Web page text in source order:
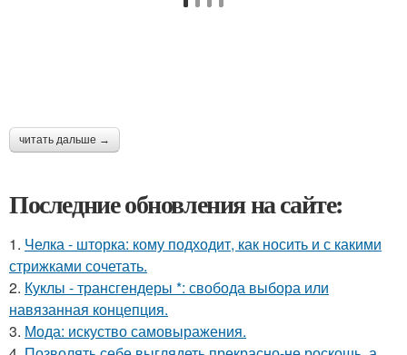
читать дальше →
Последние обновления на сайте:
1. Челка - шторка: кому подходит, как носить и с какими
стрижками сочетать.
2. Куклы - трансгендеры *: свобода выбора или
навязанная концепция.
3. Мода: искуство самовыражения.